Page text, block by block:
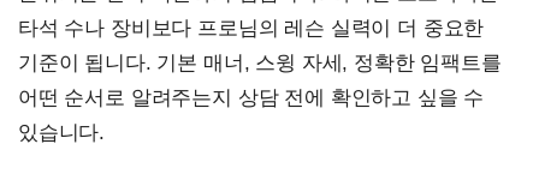
타석 수나 장비보다 프로님의 레슨 실력이 더 중요한
기준이 됩니다. 기본 매너, 스윙 자세, 정확한 임팩트를
어떤 순서로 알려주는지 상담 전에 확인하고 싶을 수
있습니다.